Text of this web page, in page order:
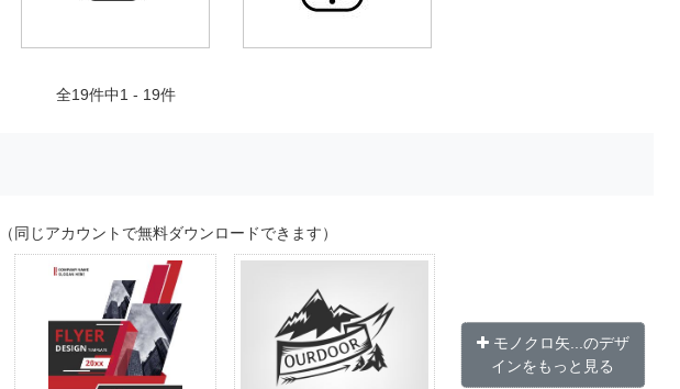
全19件中1 - 19件
（同じアカウントで無料ダウンロードできます）
モノクロ矢...のデザ
インをもっと見る